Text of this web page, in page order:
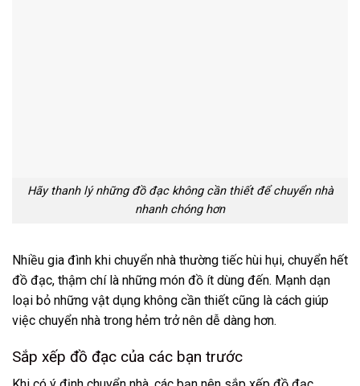
Hãy thanh lý những đồ đạc không cần thiết để chuyển nhà
nhanh chóng hơn
Nhiều gia đình khi chuyển nhà thường tiếc hùi hụi, chuyển hết
đồ đạc, thậm chí là những món đồ ít dùng đến. Mạnh dạn
loại bỏ những vật dụng không cần thiết cũng là cách giúp
việc chuyển nhà trong hẻm trở nên dễ dàng hơn.
Sắp xếp đồ đạc của các bạn trước